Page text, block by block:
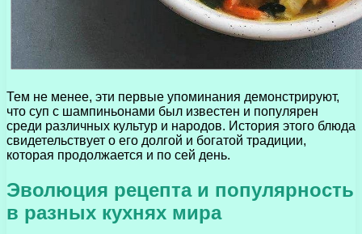
Тем не менее, эти первые упоминания демонстрируют,
что суп с шампиньонами был известен и популярен
среди различных культур и народов. История этого блюда
свидетельствует о его долгой и богатой традиции,
которая продолжается и по сей день.
Эволюция рецепта и популярность
в разных кухнях мира